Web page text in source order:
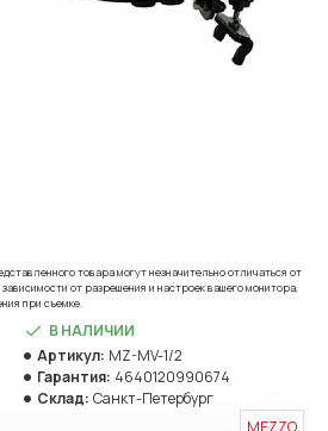
товара могут незначительно отличаться от
от разрешения и настроек вашего монитора,
при съемке.
В НАЛИЧИИ
Артикул: MZ-MV-1/2
Гарантия: 4640120990674
Склад: Санкт-Петербург
MEZZO